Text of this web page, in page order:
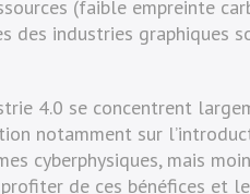
(faible empreinte
des industries graphiques
4.0 se concentrent
notamment sur
cyberphysiques, mais
de ces bénéfices et